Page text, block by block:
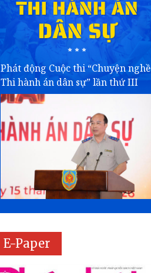
Phát động Cuộc thi “Chuyện nghề
Thi hành án dân sự” lần thứ III
E-Paper